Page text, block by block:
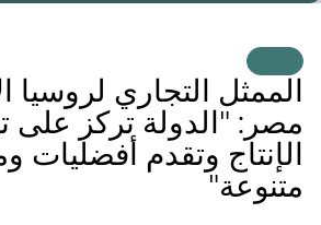
الممثل التجاري لروسيا
مصر: "الدولة تركز على
الإنتاج وتقدم أفضليات
متنوعة"